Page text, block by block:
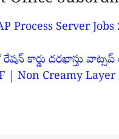
Process Server
రేషన్ కార్డు దరఖాస్తు
| Non Creamy Layer